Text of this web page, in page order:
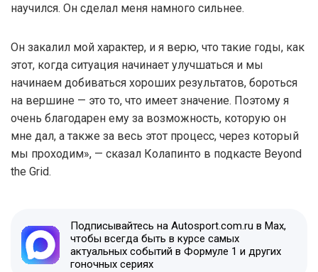
научился. Он сделал меня намного сильнее.
Он закалил мой характер, и я верю, что такие годы, как
этот, когда ситуация начинает улучшаться и мы
начинаем добиваться хороших результатов, бороться
на вершине — это то, что имеет значение. Поэтому я
очень благодарен ему за возможность, которую он
мне дал, а также за весь этот процесс, через который
мы проходим», — сказал Колапинто в подкасте Beyond
the Grid.
Подписывайтесь на Autosport.com.ru в Max,
чтобы всегда быть в курсе самых
актуальных событий в Формуле 1 и других
гоночных сериях